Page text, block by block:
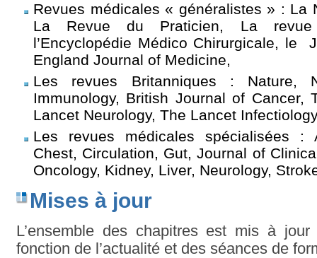
Revues médicales « généralistes » : La
La Revue du Praticien, La revue
l’Encyclopédie Médico Chirurgicale, le
England Journal of Medicine,
Les revues Britanniques : Nature,
Immunology, British Journal of Cancer,
Lancet Neurology, The Lancet
Les revues médicales spécialisées :
Chest, Circulation, Gut, Journal of
Oncology, Kidney, Liver, Neurology,
Mises à jour
L’ensemble des chapitres est mis à
fonction de l’actualité et des séances de